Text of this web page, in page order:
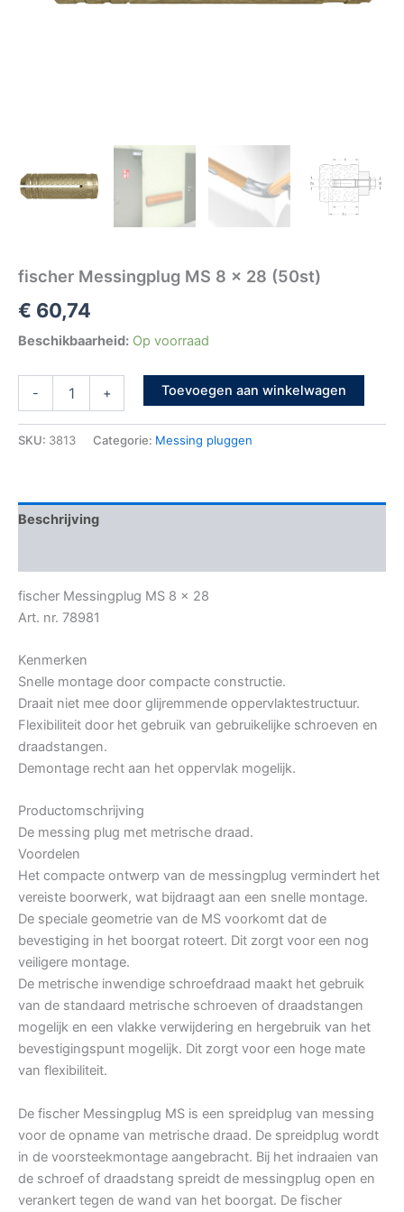
fischer Messingplug MS 8 x 28 (50st)
€ 60,74
Beschikbaarheid: Op voorraad
- + Toevoegen aan winkelwagen
SKU: 3813 Categorie: Messing pluggen
Beschrijving
fischer Messingplug MS 8 x 28
Art. nr. 78981
Kenmerken
Snelle montage door compacte constructie.
Draait niet mee door glijremmende oppervlaktestructuur.
Flexibiliteit door het gebruik van gebruikelijke schroeven en
draadstangen.
Demontage recht aan het oppervlak mogelijk.
Productomschrijving
De messing plug met metrische draad.
Voordelen
Het compacte ontwerp van de messingplug vermindert het
vereiste boorwerk, wat bijdraagt aan een snelle montage.
De speciale geometrie van de MS voorkomt dat de
bevestiging in het boorgat roteert. Dit zorgt voor een nog
veiligere montage.
De metrische inwendige schroefdraad maakt het gebruik
van de standaard metrische schroeven of draadstangen
mogelijk en een vlakke verwijdering en hergebruik van het
bevestigingspunt mogelijk. Dit zorgt voor een hoge mate
van flexibiliteit.
De fischer Messingplug MS is een spreidplug van messing
voor de opname van metrische draad. De spreidplug wordt
in de voorsteekmontage aangebracht. Bij het indraaien van
de schroef of draadstang spreidt de messingplug open en
verankert tegen de wand van het boorgat. De fischer